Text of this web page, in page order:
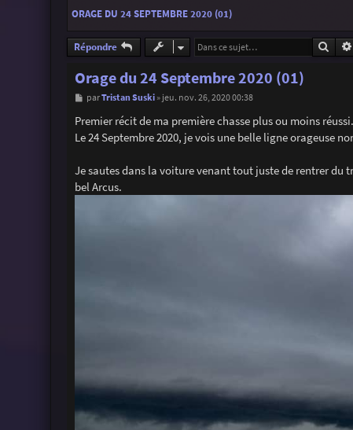
ORAGE DU 24 SEPTEMBRE 2020 (01)
Répondre
Orage du 24 Septembre 2020 (01)
M
s
s
a
parTristan Suski» jeu. nov. 26, 2020 00:38
Premier récit de ma première chasse plus ou moins réussi.
Le 24 Septembre 2020, je vois une belle ligne orageuse
Je sautes dans la voiture venant tout juste de rentrer du
bel Arcus.